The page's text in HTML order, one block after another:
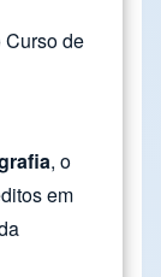
Curso de
, o
em